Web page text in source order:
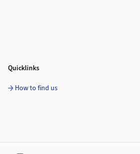
Quicklinks
How to find us